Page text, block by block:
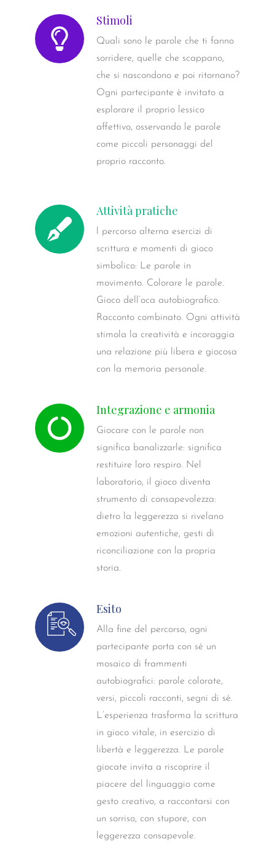
Stimoli
Quali sono le parole che ti fanno
sorridere, quelle che scappano,
che si nascondono e poi ritornano?
Ogni partecipante è invitato a
esplorare il proprio lessico
affettivo, osservando le parole
come piccoli personaggi del
proprio racconto.
Attività pratiche
l percorso alterna esercizi di
scrittura e momenti di gioco
simbolico: Le parole in
movimento. Colorare le parole.
Gioco dell’oca autobiografico.
Racconto combinato. Ogni attività
stimola la creatività e incoraggia
una relazione più libera e giocosa
con la memoria personale.
Integrazione e armonia
Giocare con le parole non
significa banalizzarle: significa
restituire loro respiro. Nel
laboratorio, il gioco diventa
strumento di consapevolezza:
dietro la leggerezza si rivelano
emozioni autentiche, gesti di
riconciliazione con la propria
storia.
Esito
Alla fine del percorso, ogni
partecipante porta con sé un
mosaico di frammenti
autobiografici: parole colorate,
versi, piccoli racconti, segni di sé.
L’esperienza trasforma la scrittura
in gioco vitale, in esercizio di
libertà e leggerezza. Le parole
giocate invita a riscoprire il
piacere del linguaggio come
gesto creativo, a raccontarsi con
un sorriso, con stupore, con
leggerezza consapevole.